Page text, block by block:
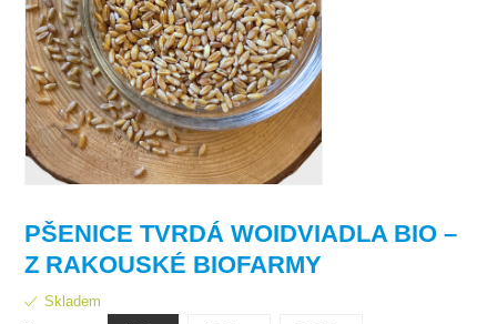
PŠENICE TVRDÁ WOIDVIADLA BIO –
Z RAKOUSKÉ BIOFARMY
Skladem